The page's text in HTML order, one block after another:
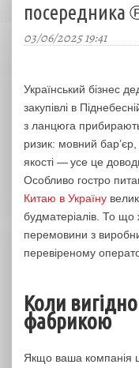
посередника
03/06/2025 19:41
Український бізнес
закупівлі в
з ланцюга
ризик: мовний
якості — усе це
Особливо гостро
Китаю в Україну
будматеріалів. То що
перемовини з
перевіреному
Коли
фабрикою
Якщо ваша компанія